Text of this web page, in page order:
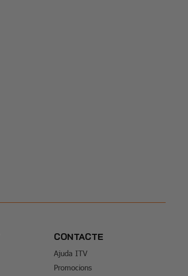
CONTACTE
Ajuda ITV
Promocions